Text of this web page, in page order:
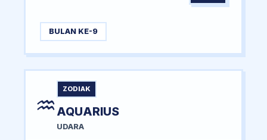
BULAN KE-9
♒
ZODIAK
AQUARIUS
UDARA